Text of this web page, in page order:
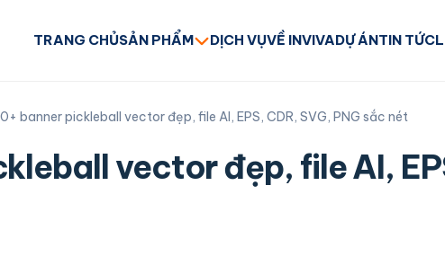
TRANG CHỦSẢN PHẨM DỊCH VỤVỀ INVIVADỰ ÁNTIN TỨC
banner pickleball vector đẹp, file AI, EPS, CDR, SVG, PNG sắc nét
vector đẹp, file AI,